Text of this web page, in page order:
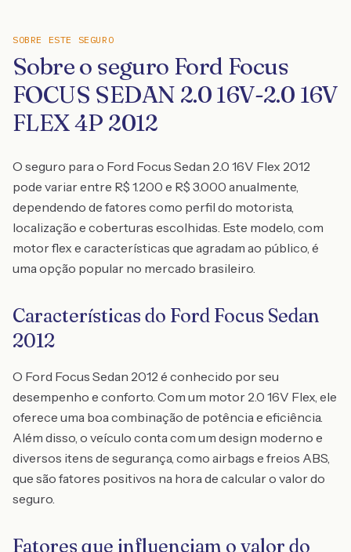
SOBRE ESTE SEGURO
Sobre o seguro Ford Focus
FOCUS SEDAN 2.0 16V-2.0 16V
FLEX 4P 2012
O seguro para o Ford Focus Sedan 2.0 16V Flex 2012
pode variar entre R$ 1.200 e R$ 3.000 anualmente,
dependendo de fatores como perfil do motorista,
localização e coberturas escolhidas. Este modelo, com
motor flex e características que agradam ao público, é
uma opção popular no mercado brasileiro.
Características do Ford Focus Sedan
2012
O Ford Focus Sedan 2012 é conhecido por seu
desempenho e conforto. Com um motor 2.0 16V Flex, ele
oferece uma boa combinação de potência e eficiência.
Além disso, o veículo conta com um design moderno e
diversos itens de segurança, como airbags e freios ABS,
que são fatores positivos na hora de calcular o valor do
seguro.
Fatores que influenciam o valor do